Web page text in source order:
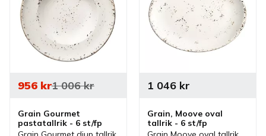
Grain Gourmet
pastatallrik - 6 st/fp
956kr1 006kr
Grain, Moove oval
tallrik - 6 st/fp
1 046kr